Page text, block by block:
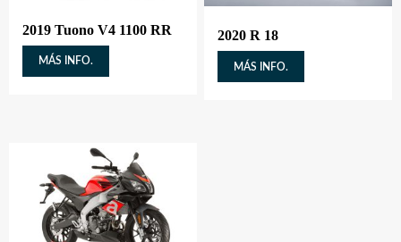
2019 Tuono V4 1100 RR
MÁS INFO.
2020 R 18
MÁS INFO.